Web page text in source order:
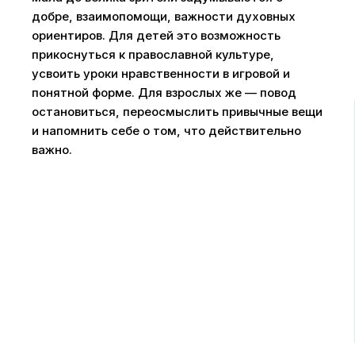
добре, взаимопомощи, важности духовных
ориентиров. Для детей это возможность
прикоснуться к православной культуре,
усвоить уроки нравственности в игровой и
понятной форме. Для взрослых же — повод
остановиться, переосмыслить привычные вещи
и напомнить себе о том, что действительно
важно.